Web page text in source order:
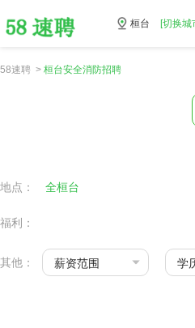
桓台 [切换城
58速聘 > 桓台安全消防招聘
地点： 全桓台
福利：
其他： 薪资范围 学